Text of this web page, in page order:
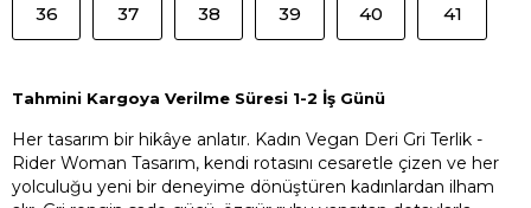
36 37 38 39 40 41
Tahmini Kargoya Verilme Süresi 1-2 İş Günü
Her tasarım bir hikâye anlatır. Kadın Vegan Deri Gri Terlik -
Rider Woman Tasarım, kendi rotasını cesaretle çizen ve her
yolculuğu yeni bir deneyime dönüştüren kadınlardan ilham